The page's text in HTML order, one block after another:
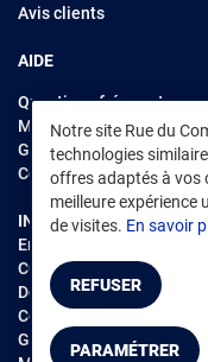
Notre site Rue du
technologies
offres adaptés à vos
meilleure
de visites. En savoir
REFUSER
PARAMÉTRER
Avis clients
AIDE
Questions fréquentes
Modes de règlements
Garantie et retours
Contacter Rue du
INFORMATIONS
Environnement
CGV /CGU Marketplace
Données personnelles
Cookies
Gérer mes cookies